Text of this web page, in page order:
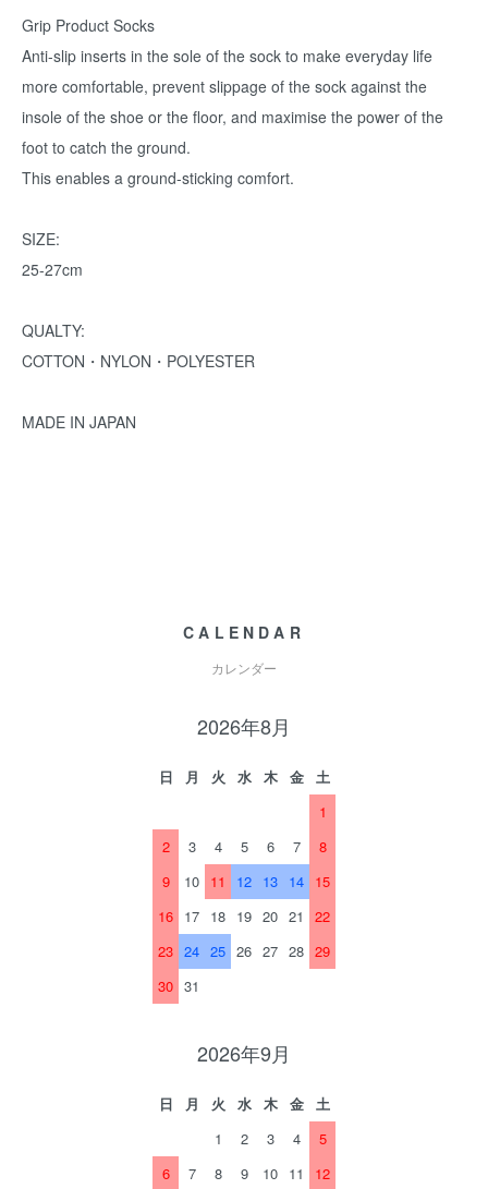
Grip Product Socks
Anti-slip inserts in the sole of the sock to make everyday life
more comfortable, prevent slippage of the sock against the
insole of the shoe or the floor, and maximise the power of the
foot to catch the ground.
This enables a ground-sticking comfort.
SIZE:
25-27cm
QUALTY:
COTTON・NYLON・POLYESTER
MADE IN JAPAN
CALENDAR
カレンダー
2026年8月
日 月 火 水 木 金
土
1
2
3 4 5 6 7
8
9
10 11 12 13 14 15
16 17 18 19 20 21
22
23 24 25 26 27 28 29
30 31
2026年9月
日 月 火 水 木 金
土
1
2 3 4
5
6
7 8 9 10 11
12